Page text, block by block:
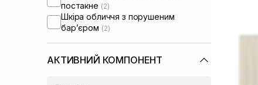
постакне (2)
Шкіра обличчя з порушеним
барʼєром (2)
АКТИВНИЙ КОМПОНЕНТ